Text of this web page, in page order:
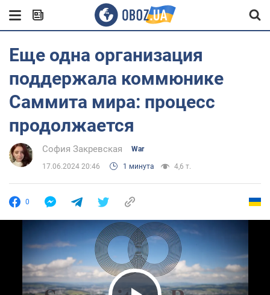
Еще одна организация
поддержала коммюнике
Саммита мира: процесс
продолжается
София Закревская War
17.06.2024 20:46 1 минута 4,6 т.
0